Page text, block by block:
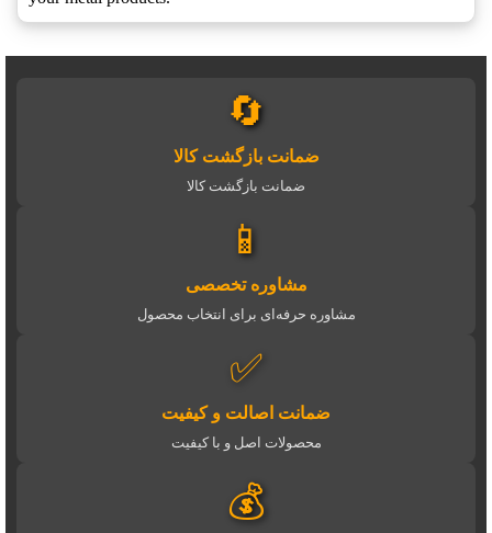
🔄
ضمانت بازگشت کالا
ضمانت بازگشت کالا
📱
مشاوره تخصصی
مشاوره حرفه‌ای برای انتخاب محصول
✅
ضمانت اصالت و کیفیت
محصولات اصل و با کیفیت
💰